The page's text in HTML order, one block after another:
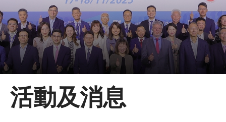
跳到內容（按回車鍵）
會員登入
主頁
關於LSCM
活動及消息